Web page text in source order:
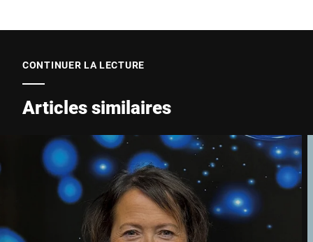
CONTINUER LA LECTURE
Articles similaires